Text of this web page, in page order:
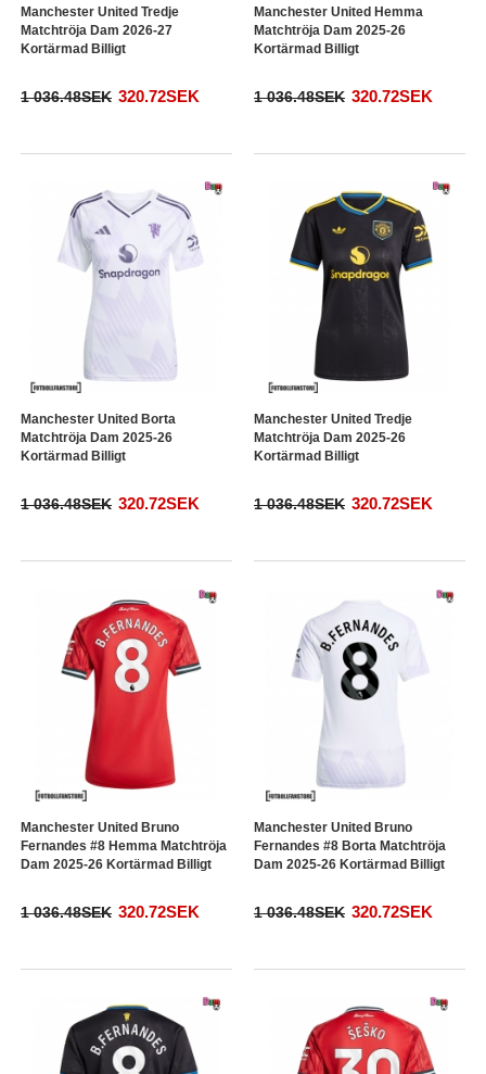
Manchester United Tredje
Matchtröja Dam 2026-27
Kortärmad Billigt
1 036.48SEK 320.72SEK
Manchester United Hemma
Matchtröja Dam 2025-26
Kortärmad Billigt
1 036.48SEK 320.72SEK
Manchester United Borta
Matchtröja Dam 2025-26
Kortärmad Billigt
1 036.48SEK 320.72SEK
Manchester United Tredje
Matchtröja Dam 2025-26
Kortärmad Billigt
1 036.48SEK 320.72SEK
Manchester United Bruno
Fernandes #8 Hemma Matchtröja
Dam 2025-26 Kortärmad Billigt
1 036.48SEK 320.72SEK
Manchester United Bruno
Fernandes #8 Borta Matchtröja
Dam 2025-26 Kortärmad Billigt
1 036.48SEK 320.72SEK